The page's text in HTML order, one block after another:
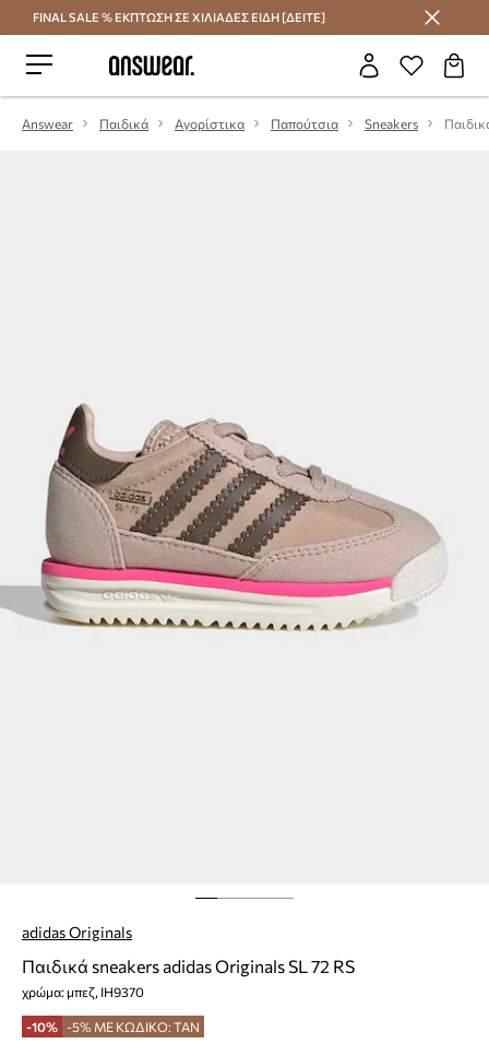
Εξοικονομήστε με το Answear Club
FINAL SALE % ΕΚΠΤΩΣΗ ΣΕ ΧΙΛΙΑΔΕΣ ΕΙΔΗ [ΔΕΙΤΕ]
Answear Παιδικά Αγορίστικα Παπούτσια Sneakers
adidas Originals
Παιδικά sneakers adidas Originals SL 72 RS
χρώμα: μπεζ, IH9370
-10% -5% ΜΕ ΚΩΔΙΚΟ: TAN